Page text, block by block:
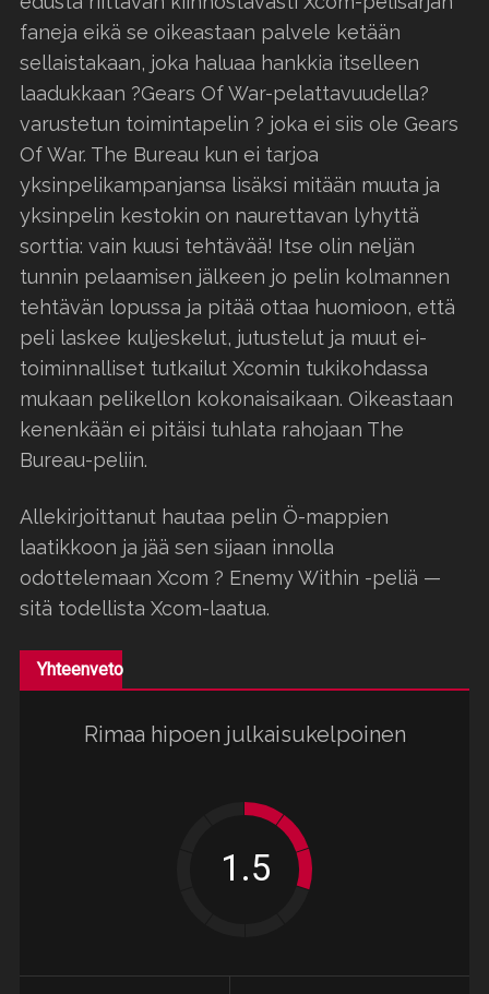
faneja eikä se oikeastaan palvele ketään
sellaistakaan, joka haluaa hankkia itselleen
laadukkaan ?Gears Of War-pelattavuudella?
varustetun toimintapelin ? joka ei siis ole Gears
Of War. The Bureau kun ei tarjoa
yksinpelikampanjansa lisäksi mitään muuta ja
yksinpelin kestokin on naurettavan lyhyttä
sorttia: vain kuusi tehtävää! Itse olin neljän
tunnin pelaamisen jälkeen jo pelin kolmannen
tehtävän lopussa ja pitää ottaa huomioon, että
peli laskee kuljeskelut, jutustelut ja muut ei-
toiminnalliset tutkailut Xcomin tukikohdassa
mukaan pelikellon kokonaisaikaan. Oikeastaan
kenenkään ei pitäisi tuhlata rahojaan The
Bureau-peliin.
Allekirjoittanut hautaa pelin Ö-mappien
laatikkoon ja jää sen sijaan innolla
odottelemaan Xcom ? Enemy Within -peliä —
sitä todellista Xcom-laatua.
Yhteenveto
Rimaa hipoen julkaisukelpoinen